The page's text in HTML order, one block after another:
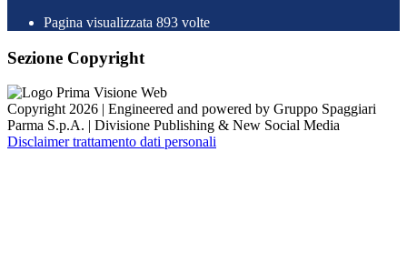
Pagina visualizzata 893 volte
Sezione Copyright
Copyright 2026 | Engineered and powered by Gruppo Spaggiari
Parma S.p.A. | Divisione Publishing & New Social Media
Disclaimer trattamento dati personali